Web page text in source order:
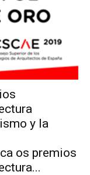
y la
os premios